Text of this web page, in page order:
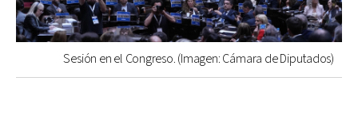
Sesión en el Congreso. (Imagen: Cámara de Diputados)